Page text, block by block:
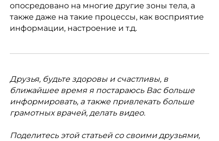
опосредовано на многие другие зоны тела, а
также даже на такие процессы, как восприятие
информации, настроение и т.д.
Друзья, будьте здоровы и счастливы, в
ближайшее время я постараюсь Вас больше
информировать, а также привлекать больше
грамотных врачей, делать видео.
Поделитесь этой статьей со своими друзьями,